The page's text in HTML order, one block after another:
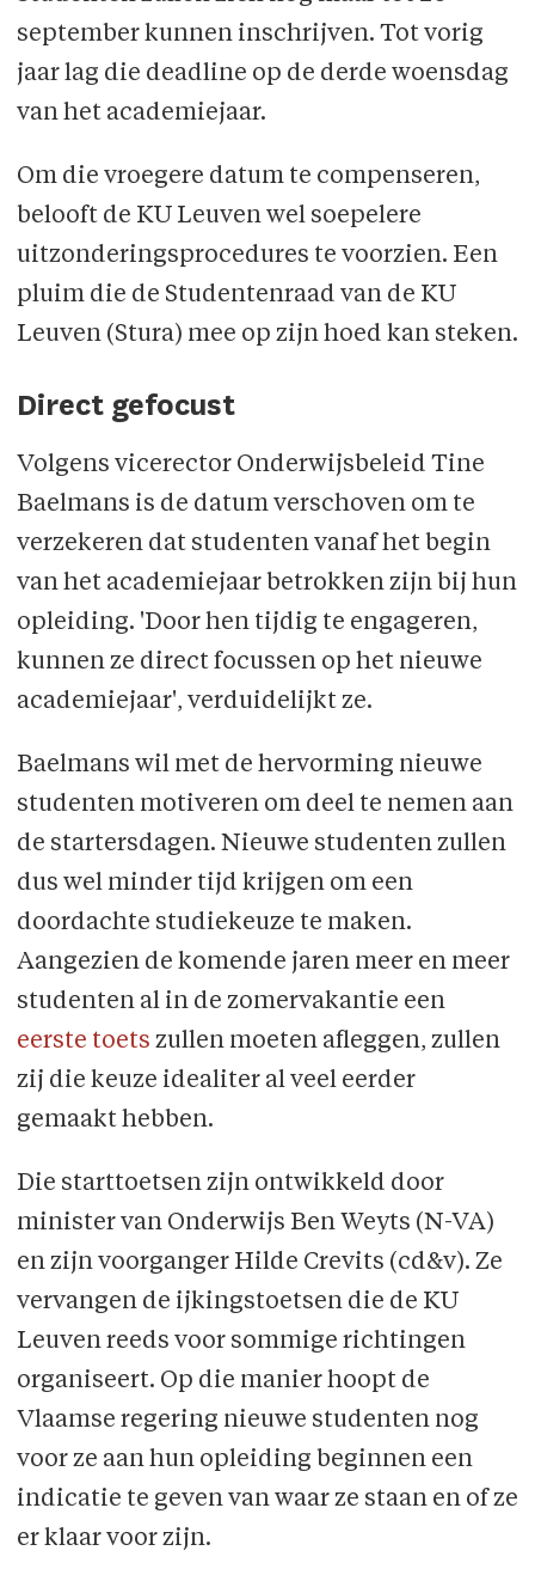
september kunnen inschrijven. Tot vorig
jaar lag die deadline op de derde woensdag
van het academiejaar.
Om die vroegere datum te compenseren,
belooft de KU Leuven wel soepelere
uitzonderingsprocedures te voorzien. Een
pluim die de Studentenraad van de KU
Leuven (Stura) mee op zijn hoed kan steken.
Direct gefocust
Volgens vicerector Onderwijsbeleid Tine
Baelmans is de datum verschoven om te
verzekeren dat studenten vanaf het begin
van het academiejaar betrokken zijn bij hun
opleiding. 'Door hen tijdig te engageren,
kunnen ze direct focussen op het nieuwe
academiejaar', verduidelijkt ze.
Baelmans wil met de hervorming nieuwe
studenten motiveren om deel te nemen aan
de startersdagen. Nieuwe studenten zullen
dus wel minder tijd krijgen om een
doordachte studiekeuze te maken.
Aangezien de komende jaren meer en meer
studenten al in de zomervakantie een
eerste toets zullen moeten afleggen, zullen
zij die keuze idealiter al veel eerder
gemaakt hebben.
Die starttoetsen zijn ontwikkeld door
minister van Onderwijs Ben Weyts (N-VA)
en zijn voorganger Hilde Crevits (cd&v). Ze
vervangen de ijkingstoetsen die de KU
Leuven reeds voor sommige richtingen
organiseert. Op die manier hoopt de
Vlaamse regering nieuwe studenten nog
voor ze aan hun opleiding beginnen een
indicatie te geven van waar ze staan en of ze
er klaar voor zijn.